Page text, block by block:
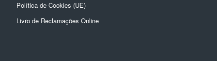
Política de Cookies (UE)
Livro de Reclamações Online